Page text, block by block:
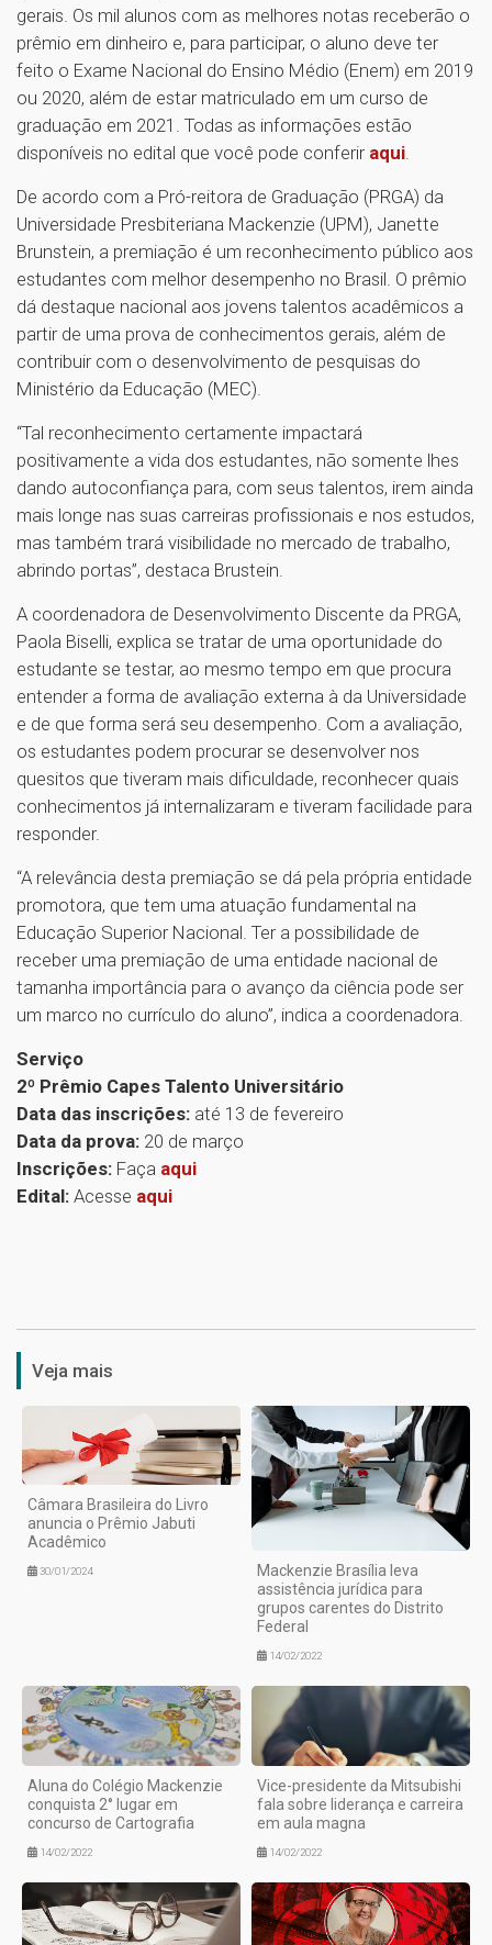
gerais. Os mil alunos com as melhores notas receberão o
prêmio em dinheiro e, para participar, o aluno deve ter
feito o Exame Nacional do Ensino Médio (Enem) em 2019
ou 2020, além de estar matriculado em um curso de
graduação em 2021. Todas as informações estão
disponíveis no edital que você pode conferir aqui
De acordo com a Pró-reitora de Graduação (PRGA) da
Universidade Presbiteriana Mackenzie (UPM), Janette
Brunstein, a premiação é um reconhecimento público aos
estudantes com melhor desempenho no Brasil. O prêmio
dá destaque nacional aos jovens talentos acadêmicos a
partir de uma prova de conhecimentos gerais, além de
contribuir com o desenvolvimento de pesquisas do
Ministério da Educação (MEC).
“Tal reconhecimento certamente impactará
positivamente a vida dos estudantes, não somente lhes
dando autoconfiança para, com seus talentos, irem ainda
mais longe nas suas carreiras profissionais e nos estudos,
mas também trará visibilidade no mercado de trabalho,
abrindo portas”, destaca Brustein.
A coordenadora de Desenvolvimento Discente da PRGA,
Paola Biselli, explica se tratar de uma oportunidade do
estudante se testar, ao mesmo tempo em que procura
entender a forma de avaliação externa à da Universidade
e de que forma será seu desempenho. Com a avaliação,
os estudantes podem procurar se desenvolver nos
quesitos que tiveram mais dificuldade, reconhecer quais
conhecimentos já internalizaram e tiveram facilidade para
responder.
“A relevância desta premiação se dá pela própria entidade
promotora, que tem uma atuação fundamental na
Educação Superior Nacional. Ter a possibilidade de
receber uma premiação de uma entidade nacional de
tamanha importância para o avanço da ciência pode ser
um marco no currículo do aluno”, indica a coordenadora.
Serviço
2º Prêmio Capes Talento Universitário
Data das inscrições: até 13 de fevereiro
Data da prova: 20 de março
Inscrições: Faça aqui
Edital: Acesse aqui
Veja mais
Câmara Brasileira do Livro
anuncia o Prêmio Jabuti
Acadêmico
30/01/2024
Mackenzie Brasília leva
assistência jurídica para
grupos carentes do Distrito
Federal
14/02/2022
Aluna do Colégio Mackenzie
conquista 2° lugar em
concurso de Cartografia
14/02/2022
Vice-presidente da Mitsubishi
fala sobre liderança e carreira
em aula magna
14/02/2022